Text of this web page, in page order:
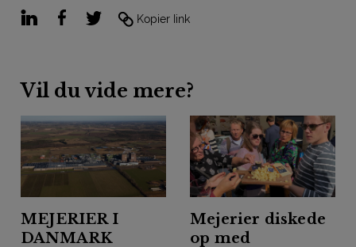
LinkedInFacebook
TwitterKopier link
Vil du vide mere?
MEJERIER I
DANMARK
Mejerier diskede
op med